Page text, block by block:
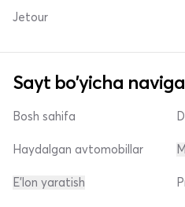
Jetour
Sayt bo'yicha
Bosh sahifa
Haydalgan avtomobillar
E'lon yaratish